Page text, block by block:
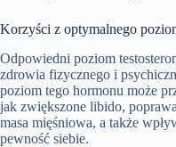
Korzyści z optymalnego
Odpowiedni poziom
zdrowia fizycznego i
poziom tego hormonu może
jak zwiększone libido,
masa mięśniowa, a także
pewność siebie.